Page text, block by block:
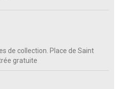
de collection. Place de Saint
gratuite